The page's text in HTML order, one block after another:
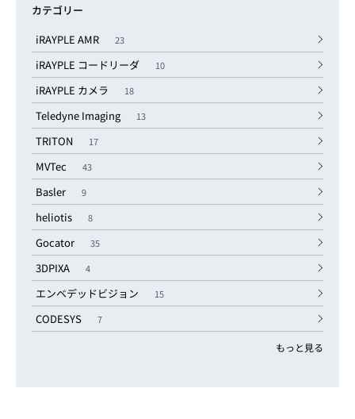
カテゴリー
iRAYPLE AMR
23
iRAYPLE コードリーダ 10
iRAYPLE カメラ 18
Teledyne Imaging 13
TRITON 17
MVTec 43
Basler 9
heliotis 8
Gocator 35
3DPIXA 4
エンベデッドビジョン 15
CODESYS 7
もっと見る